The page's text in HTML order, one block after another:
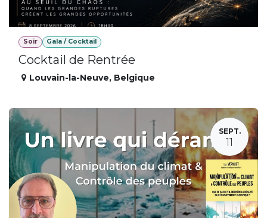
Soir Gala / Cocktail
Cocktail de Rentrée
Louvain-la-Neuve, Belgique
SEPT.
11